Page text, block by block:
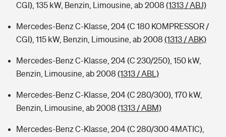
CGI), 135 kW, Benzin, Limousine, ab 2008 (1313 / ABJ)
Mercedes-Benz C-Klasse, 204 (C 180 KOMPRESSOR /
CGI), 115 kW, Benzin, Limousine, ab 2008 (1313 / ABK)
Mercedes-Benz C-Klasse, 204 (C 230/250), 150 kW,
Benzin, Limousine, ab 2008 (1313 / ABL)
Mercedes-Benz C-Klasse, 204 (C 280/300), 170 kW,
Benzin, Limousine, ab 2008 (1313 / ABM)
Mercedes-Benz C-Klasse, 204 (C 280/300 4MATIC),